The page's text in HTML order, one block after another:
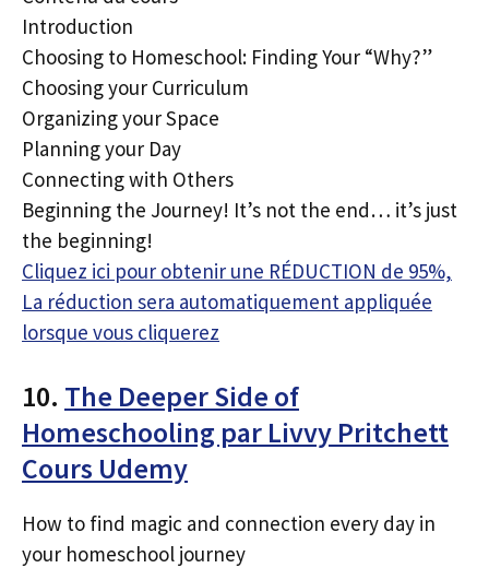
Introduction
Choosing to Homeschool: Finding Your “Why?”
Choosing your Curriculum
Organizing your Space
Planning your Day
Connecting with Others
Beginning the Journey! It’s not the end… it’s just
the beginning!
Cliquez ici pour obtenir une RÉDUCTION de 95%,
La réduction sera automatiquement appliquée
lorsque vous cliquerez
10. The Deeper Side of
Homeschooling par Livvy Pritchett
Cours Udemy
How to find magic and connection every day in
your homeschool journey